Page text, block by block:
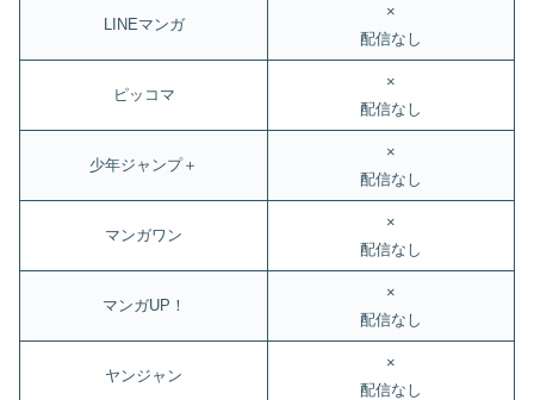
LINEマンガ
×
配信なし
ピッコマ
×
配信なし
少年ジャンプ＋
×
配信なし
マンガワン
×
配信なし
マンガUP！
×
配信なし
ヤンジャン
×
配信なし